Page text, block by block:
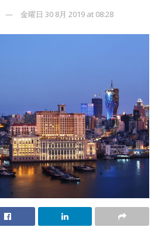
金曜日 30 8月 2019 at 08:28